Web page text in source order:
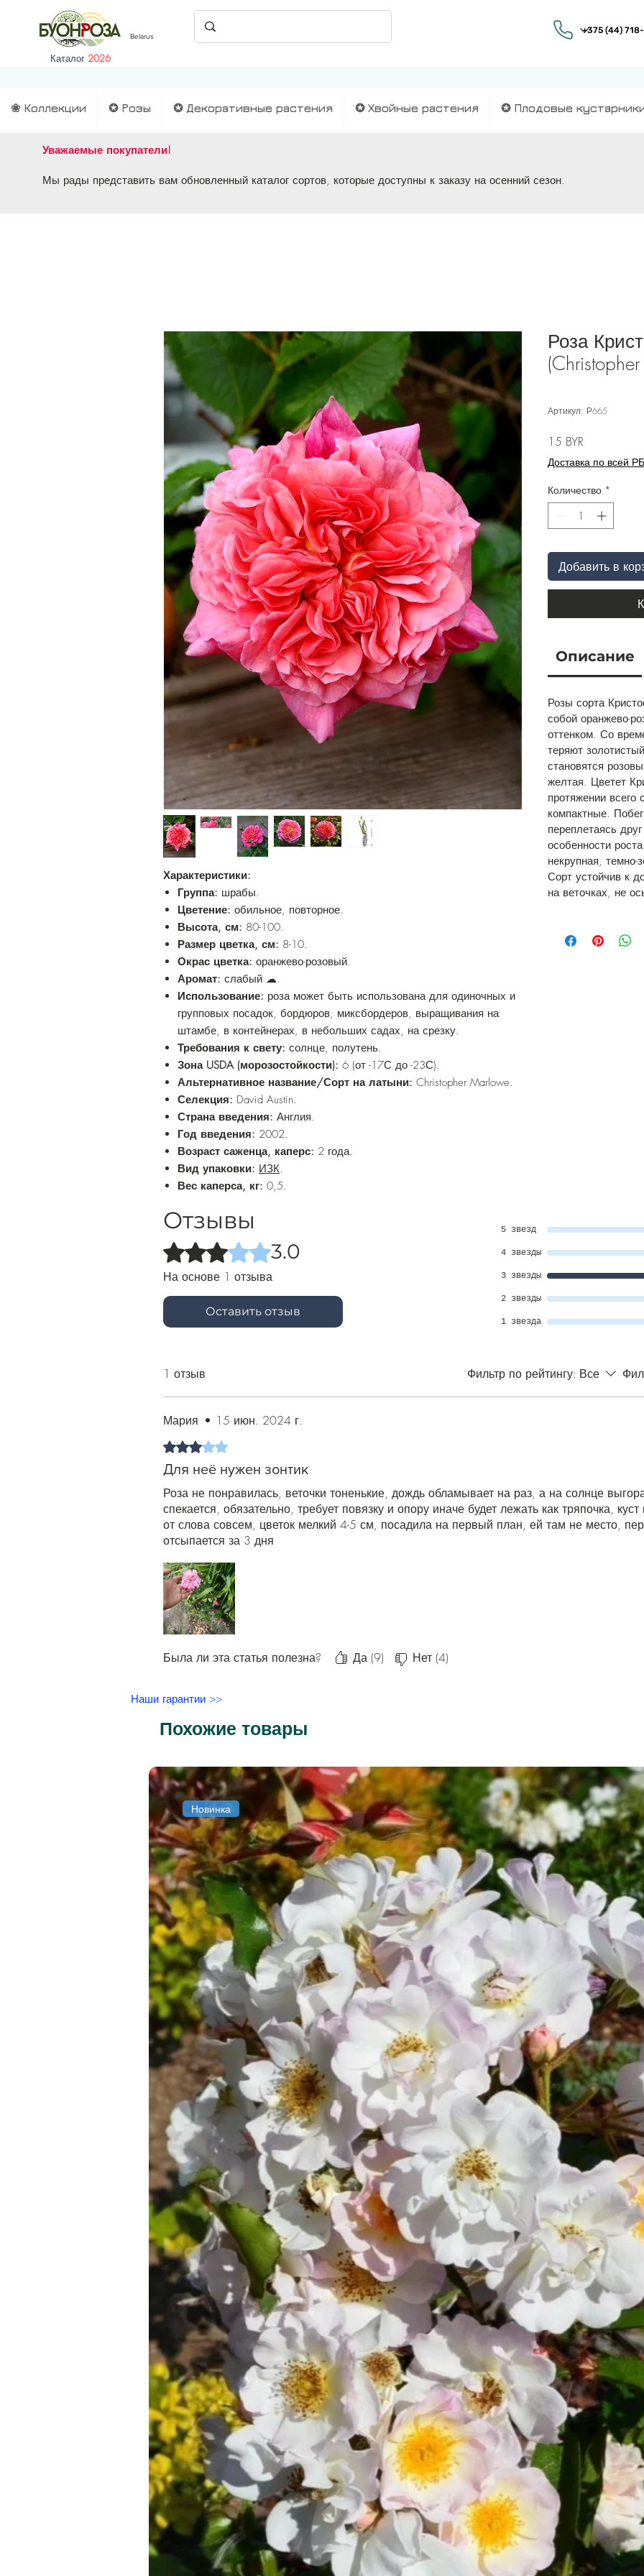
Belarus
Каталог 2026
❀ Коллекции ✪ Розы ✪ Декоративные растения ✪ Хвойные растения ✪ Плодовые
Уважаемые покупатели!
Мы рады представить вам обновленный каталог сортов, которые доступны к заказу на осенний сезон.
Характеристики:
Группа: шрабы.
Цветение: обильное, повторное.
Высота, см: 80-100.
Размер цветка, см: 8-10.
Окрас цветка: оранжево-розовый.
Аромат: слабый ☁.
Использование: роза может быть использована для одиночных и
групповых посадок, бордюров, миксбордеров, выращивания на
штамбе, в контейнерах, в небольших садах, на срезку.
Требования к свету: солнце, полутень.
Зона USDA (морозостойкости): 6 (от -17С до -23С).
Альтернативное название/Сорт на латыни: Christopher Marlowe.
Селекция: David Austin.
Страна введения: Англия.
Год введения: 2002.
Возраст саженца, каперс: 2 года.
Вид упаковки: ИЗК.
Вес каперса, кг: 0,5.
Роза
Артикул: Р665
15 BYR
Доставка по всей РБ
Количество *
Добавить в
Описание
Розы сорта
собой оранжево-
оттенком. Со
теряют
становятся
желтая. Цветет
протяжении всего
компактные.
переплетаясь
особенности
некрупная, темно-
Сорт устойчив к
на веточках, не
Отзывы
Оценка: 3 из 5 звезд.3.0
На основе 1 отзыва
Оставить отзыв
5 звезд
4 звезды
3 звезды
2 звезды
1 звезда
1 отзыв Фильтр по рейтингу: Все
Мария • 15 июн. 2024 г.
Оценка: 3 из 5 звезд.
Для неё нужен зонтик
Роза не понравилась, веточки тоненькие, дождь обламывает на раз, а на солнце
спекается, обязательно, требует повязку и опору иначе будет лежать как тряпочка,
от слова совсем, цветок мелкий 4-5 см, посадила на первый план, ей там не место,
отсыпается за 3 дня
Была ли эта статья полезна? Да (9) Нет (4)
Наши гарантии >>
Похожие товары
Новинка